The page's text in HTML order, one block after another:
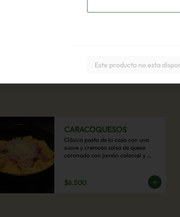
CARACOQUESOS
Clásica pasta de la casa con una
suave y cremosa salsa de queso
coronado con jamón colonial y
$6.500
Este producto no esta